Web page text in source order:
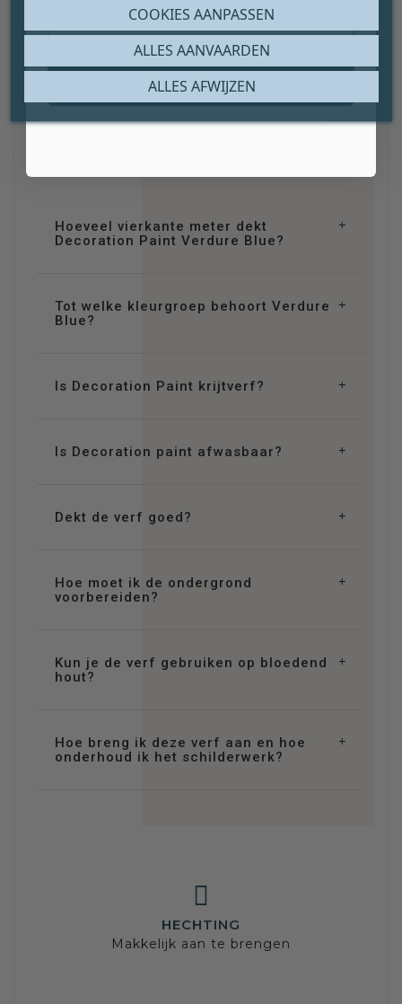
of verwerking? Hier vind je heldere
antwoorden en praktische tips, zodat je
goed voorbereid aan de slag kunt.
Hoeveel vierkante meter dekt
Decoration Paint Verdure Blue?
Tot welke kleurgroep behoort Verdure
Blue?
Is Decoration Paint krijtverf?
Is Decoration paint afwasbaar?
Dekt de verf goed?
Hoe moet ik de ondergrond
voorbereiden?
Kun je de verf gebruiken op bloedend
hout?
Hoe breng ik deze verf aan en hoe
onderhoud ik het schilderwerk?
HECHTING
Makkelijk aan te brengen
COOKIES AANPASSEN
ALLES AFWIJZEN
ALLES AANVAARDEN
Claim mijn gratis cadeau